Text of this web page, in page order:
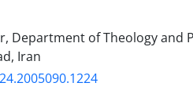
Department of Theology and
Iran